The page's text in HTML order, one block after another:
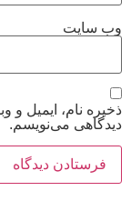
وب‌ سایت
ذخیره نام، ایمیل و
دیدگاهی می‌نویسم.